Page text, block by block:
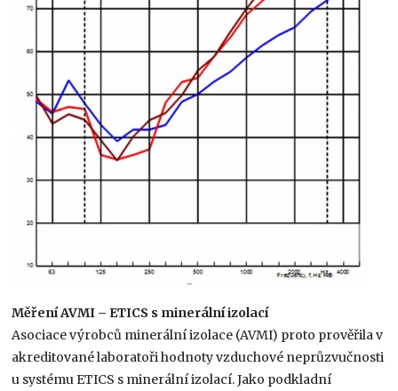
Měření AVMI – ETICS s minerální izolací
Asociace výrobců minerální izolace (AVMI) proto prověřila v
akreditované laboratoři hodnoty vzduchové neprůzvučnosti
u systému ETICS s minerální izolací. Jako podkladní